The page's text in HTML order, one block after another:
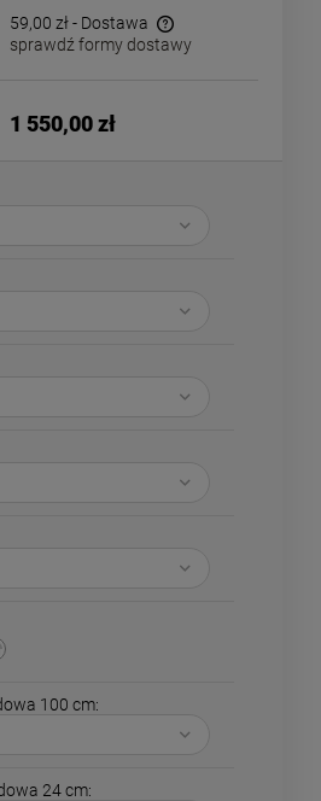
59,00 zł - Dostawa
kosztów płatności
sprawdź formy dostawy
1 550,00 zł
100 cm:
24 cm: